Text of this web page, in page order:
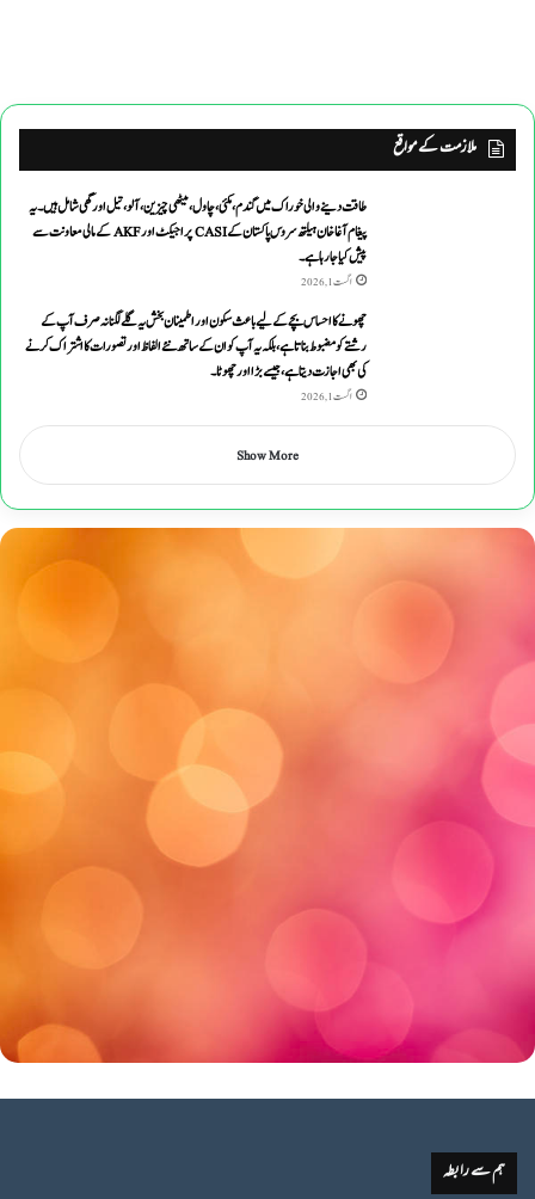
ملازمت کے مواقع
طاقت دینے والی خوراک میں گندم ،مکئی ،چاول،میٹھی چیزین ،آلو،تیل اورگھی شامل ہیں۔یہ
پیغام آغاخان ہیلتھ سروس پاکستان کے CASI پراجیکٹ اور AKF کے مالی معاونت سے
پیش کیاجارہاہے۔
اگست 1, 2026
چھونے کا احساس بچے کے لیے باعث سکون اور اطمینان بخش یہ گلے لگنا نہ صرف آپ کے
رشتے کو مضبوط بناتا ہے، بلکہ یہ آپ کو ان کے ساتھ نئے الفاظ اور تصورات کا اشتراک کرنے
کی بھی اجازت دیتا ہے ، جیسے بڑا اور چھوٹا۔
اگست 1, 2026
Show More
ہم سے رابطہ